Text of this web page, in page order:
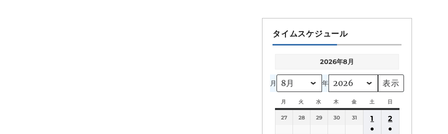
タイムスケジュール
2026年8月
月 年
月
曜
日
火
曜
日
水
曜
日
木
曜
日
金
曜
土
曜
日
曜
27 28 29 30 31
1
●
2
●